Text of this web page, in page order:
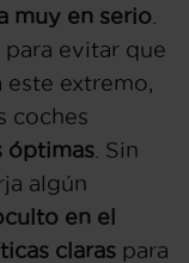
muy en serio
evitar que
este extremo,
coches
óptimas . Sin
algún
en el
claras para